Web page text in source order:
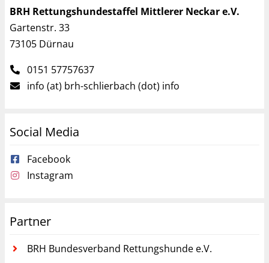
BRH Rettungshundestaffel Mittlerer Neckar e.V.
Gartenstr. 33
73105 Dürnau
0151 57757637
info (at) brh-schlierbach (dot) info
Social Media
Facebook
Instagram
Partner
BRH Bundesverband Rettungshunde e.V.